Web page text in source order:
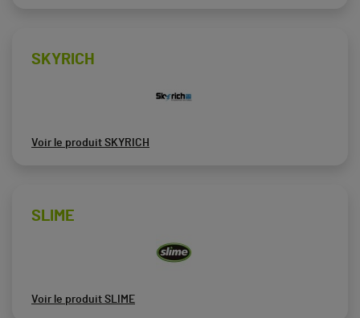
SKYRICH
Voir le produit SKYRICH
SLIME
Voir le produit SLIME